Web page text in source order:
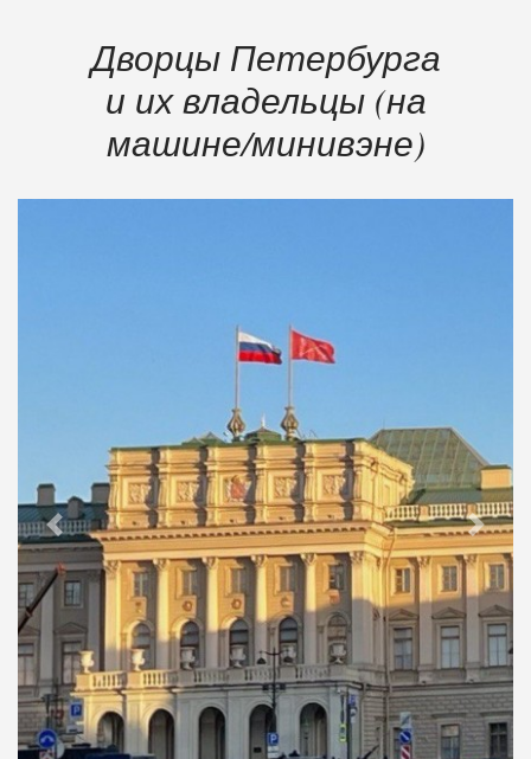
Дворцы Петербурга
и их владельцы (на
машине/минивэне)
Previous Next